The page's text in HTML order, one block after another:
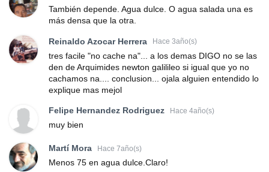
También depende. Agua dulce. O agua salada una es
más densa que la otra.
Reinaldo Azocar Herrera Hace 3año(s)
tres facile "no cache na"... a los demas DIGO no se las
den de Arquimides newton galilileo si igual que yo no
cachamos na.... conclusion... ojala alguien entendido lo
explique mas mejol
Felipe Hernandez Rodriguez Hace 4año(s)
muy bien
Martí Mora Hace 7año(s)
Menos 75 en agua dulce.Claro!